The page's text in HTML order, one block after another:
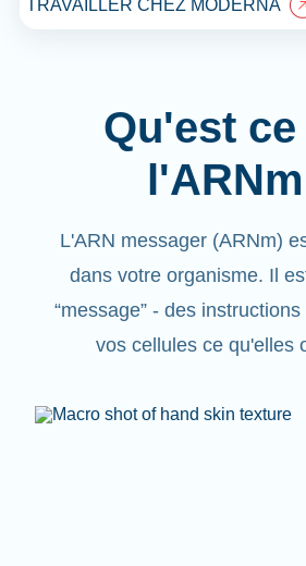
TRAVAILLER CHEZ MODERNA
Qu'est ce
L'ARN messager (ARNm)
dans votre organisme. Il
“message” - des
vos cellules ce qu'elles